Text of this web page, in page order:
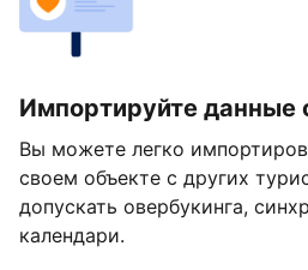
Импортируйте данные
Вы можете легко
своем объекте с других
допускать овербукинга,
календари.